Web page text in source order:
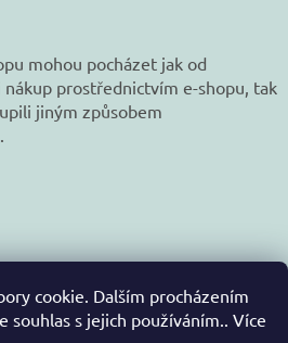
cookie. Dalším procházením
s jejich používáním.. Více
mohou pocházet jak od
prostřednictvím e-shopu, tak
jiným způsobem